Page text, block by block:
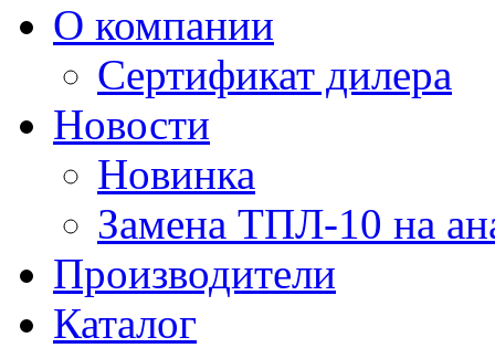
О компании
Сертификат дилера
Новости
Новинка
Замена ТПЛ-10 на
Производители
Каталог